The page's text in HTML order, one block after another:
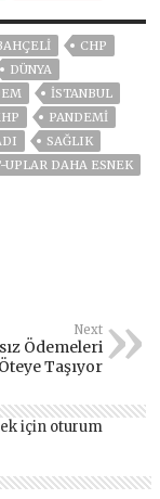
CHP
DÜNYA
ISTANBUL
PANDEMİ
SAĞLIK
UPLAR DAHA ESNEK
Next
Ödemeleri
Taşıyor
için oturum